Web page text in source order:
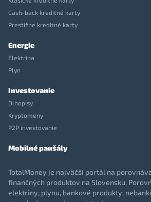
Cash-back kreditné karty
Prestížne kreditné karty
Energie
Elektrina
Plyn
Investovanie
Dlhopisy
Kryptomeny
P2P investovanie
Mobilné paušály
TotalMoney je najväčší portál na
finančných produktov na Slovensku.
elektriny, plynu, bankové produkty,